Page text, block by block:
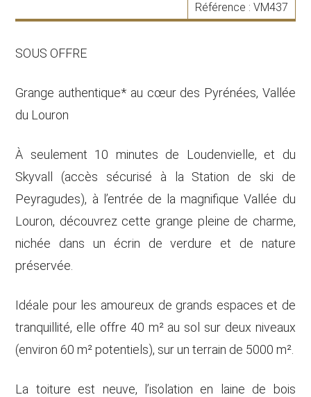
Référence : VM437
SOUS OFFRE
Grange authentique* au cœur des Pyrénées, Vallée
du Louron
À seulement 10 minutes de Loudenvielle, et du
Skyvall (accès sécurisé à la Station de ski de
Peyragudes), à l’entrée de la magnifique Vallée du
Louron, découvrez cette grange pleine de charme,
nichée dans un écrin de verdure et de nature
préservée.
Idéale pour les amoureux de grands espaces et de
tranquillité, elle offre 40 m² au sol sur deux niveaux
(environ 60 m² potentiels), sur un terrain de 5000 m².
La toiture est neuve, l’isolation en laine de bois